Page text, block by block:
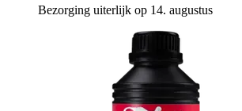
Bezorging uiterlijk op 14. augustus